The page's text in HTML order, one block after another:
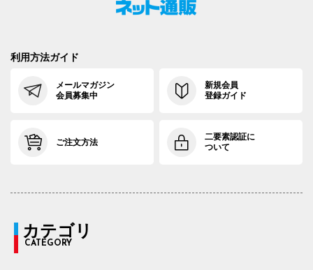
利用方法ガイド
メールマガジン
会員募集中
新規会員
登録ガイド
ご注文方法
二要素認証に
ついて
カテゴリ
CATEGORY